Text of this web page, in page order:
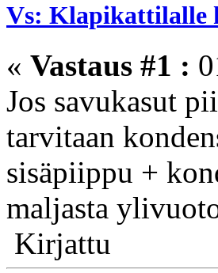
Vs: Klapikattilalle
« Vastaus #1 :
Jos savukasut
tarvitaan
sisäpiippu +
maljasta
Kirjattu